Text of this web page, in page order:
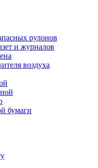
рулонов
и журналов
воздуха
бумаги